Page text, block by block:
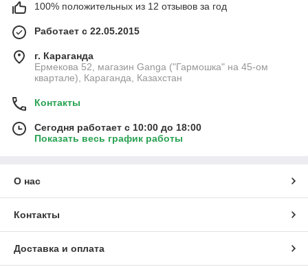
100% положительных из 12 отзывов за год
Работает с 22.05.2015
г. Караганда
Ермекова 52, магазин Ganga ("Гармошка" на 45-ом
квартале), Караганда, Казахстан
Контакты
Сегодня работает с 10:00 до 18:00
Показать весь график работы
О нас
Контакты
Доставка и оплата